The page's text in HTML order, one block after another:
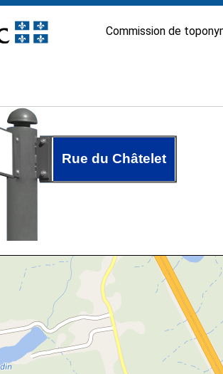
Commission de
Rue du Châtelet